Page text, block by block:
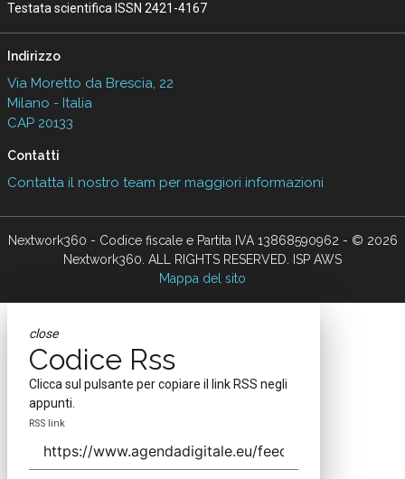
Testata scientifica ISSN 2421-4167
Indirizzo
Via Moretto da Brescia, 22
Milano - Italia
CAP 20133
Contatti
Contatta il nostro team per maggiori informazioni
Nextwork360 - Codice fiscale e Partita IVA 13868590962 - © 2026
Nextwork360. ALL RIGHTS RESERVED. ISP AWS
Mappa del sito
close
Codice Rss
Clicca sul pulsante per copiare il link RSS negli
appunti.
RSS link